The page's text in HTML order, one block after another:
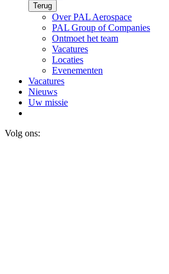
Terug
Over PAL Aerospace
PAL Group of Companies
Ontmoet het team
Vacatures
Locaties
Evenementen
Vacatures
Nieuws
Uw missie
Volg ons: